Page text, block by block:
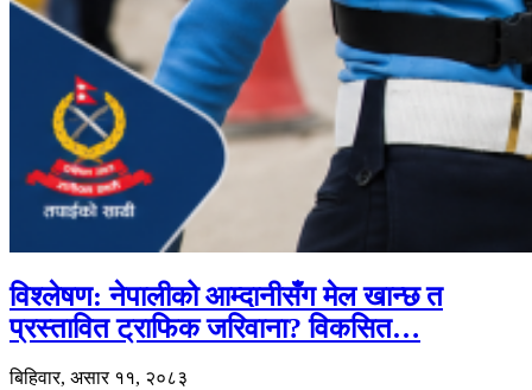
विश्लेषण: नेपालीको आम्दानीसँग मेल खान्छ त
प्रस्तावित ट्राफिक जरिवाना? विकसित…
बिहिवार, असार ११, २०८३